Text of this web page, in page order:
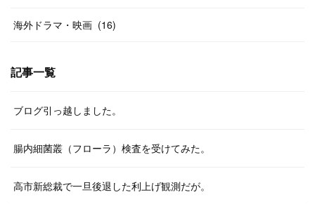
海外ドラマ・映画 (16)
記事一覧
ブログ引っ越しました。
腸内細菌叢（フローラ）検査を受けてみた。
高市新総裁で一旦後退した利上げ観測だが。